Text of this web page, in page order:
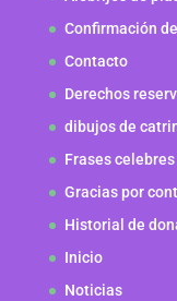
Confirmación
Contacto
Derechos
dibujos de
Frases
Gracias por
Historial de
Inicio
Noticias